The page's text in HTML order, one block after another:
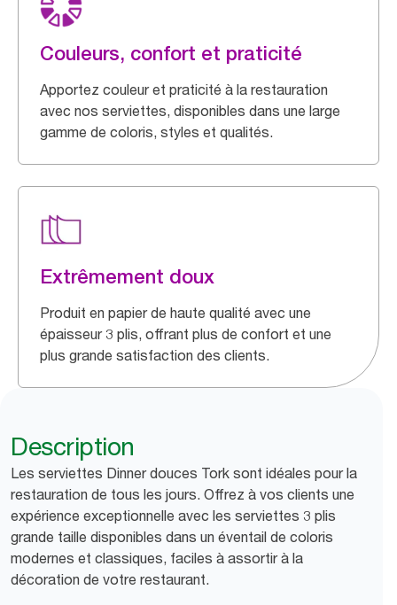
Couleurs, confort et praticité
Apportez couleur et praticité à la restauration
avec nos serviettes, disponibles dans une large
gamme de coloris, styles et qualités.
Extrêmement doux
Produit en papier de haute qualité avec une
épaisseur 3 plis, offrant plus de confort et une
plus grande satisfaction des clients.
Description
Les serviettes Dinner douces Tork sont idéales pour la
restauration de tous les jours. Offrez à vos clients une
expérience exceptionnelle avec les serviettes 3 plis
grande taille disponibles dans un éventail de coloris
modernes et classiques, faciles à assortir à la
décoration de votre restaurant.